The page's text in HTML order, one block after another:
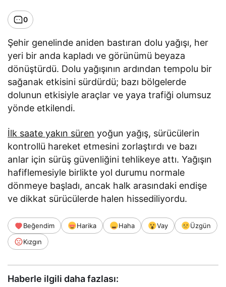
0
Şehir genelinde aniden bastıran dolu yağışı, her
yeri bir anda kapladı ve görünümü beyaza
dönüştürdü. Dolu yağışının ardından tempolu bir
sağanak etkisini sürdürdü; bazı bölgelerde
dolunun etkisiyle araçlar ve yaya trafiği olumsuz
yönde etkilendi.
İlk saate yakın süren yoğun yağış, sürücülerin
kontrollü hareket etmesini zorlaştırdı ve bazı
anlar için sürüş güvenliğini tehlikeye attı. Yağışın
hafiflemesiyle birlikte yol durumu normale
dönmeye başladı, ancak halk arasındaki endişe
ve dikkat sürücülerde halen hissediliyordu.
Beğendim Harika Haha Vay
Üzgün
Kızgın
Haberle ilgili daha fazlası: